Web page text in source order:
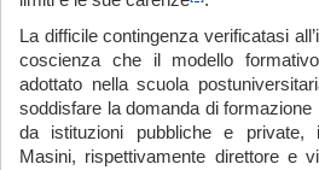
La difficile contingenza verificatasi
coscienza che il modello
adottato nella scuola
soddisfare la domanda di formazione
da istituzioni pubbliche e private,
Masini, rispettivamente direttore e